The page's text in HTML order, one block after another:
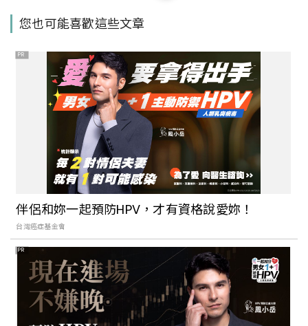
北竿的山、南竿的村，穿梭馬祖島嶼，收
【Walker說走就走】Podcast EP144：
馬祖異國風情新玩法！像極了出國
讓人念念不忘的馬祖美食！跟著馬祖人吃
逛南竿、北竿巷弄裡的老酒麵線
去馬祖追藍眼淚就住這！馬祖特色住宿總
整理：傳統閩東建築、海景第一排美景，
放慢步調品味小島時光
您也可能喜歡這些文章
PR
伴侶和妳一起預防HPV，才有資格說愛妳！
台灣癌症基金會
PR